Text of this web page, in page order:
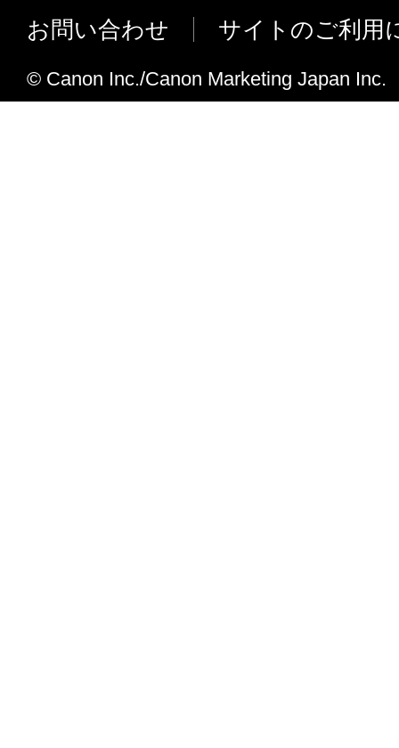
お問い合わせ サイトのご利用
© Canon Inc./Canon Marketing Japan Inc.